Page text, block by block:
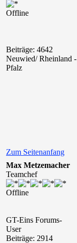
Offline
Beiträge: 4642
Neuwied/ Rheinland -
Pfalz
Zum Seitenanfang
Max Metzemacher
Teamchef
Offline
GT-Eins Forums-
User
Beiträge: 2914